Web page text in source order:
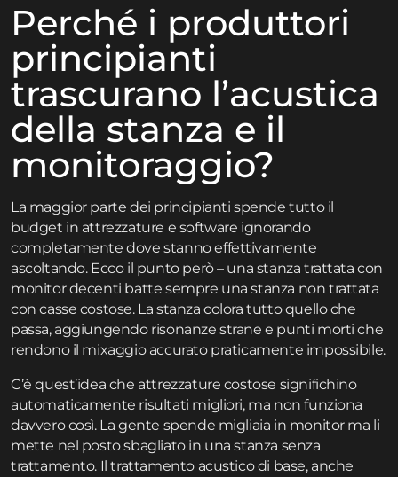
Perché i produttori
principianti
trascurano l’acustica
della stanza e il
monitoraggio?
La maggior parte dei principianti spende tutto il
budget in attrezzature e software ignorando
completamente dove stanno effettivamente
ascoltando. Ecco il punto però – una stanza trattata con
monitor decenti batte sempre una stanza non trattata
con casse costose. La stanza colora tutto quello che
passa, aggiungendo risonanze strane e punti morti che
rendono il mixaggio accurato praticamente impossibile.
C’è quest’idea che attrezzature costose significhino
automaticamente risultati migliori, ma non funziona
davvero così. La gente spende migliaia in monitor ma li
mette nel posto sbagliato in una stanza senza
trattamento. Il trattamento acustico di base, anche